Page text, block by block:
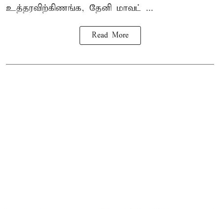
உத்தரவிற்கிணங்க, தேனி மாவட் ...
Read More